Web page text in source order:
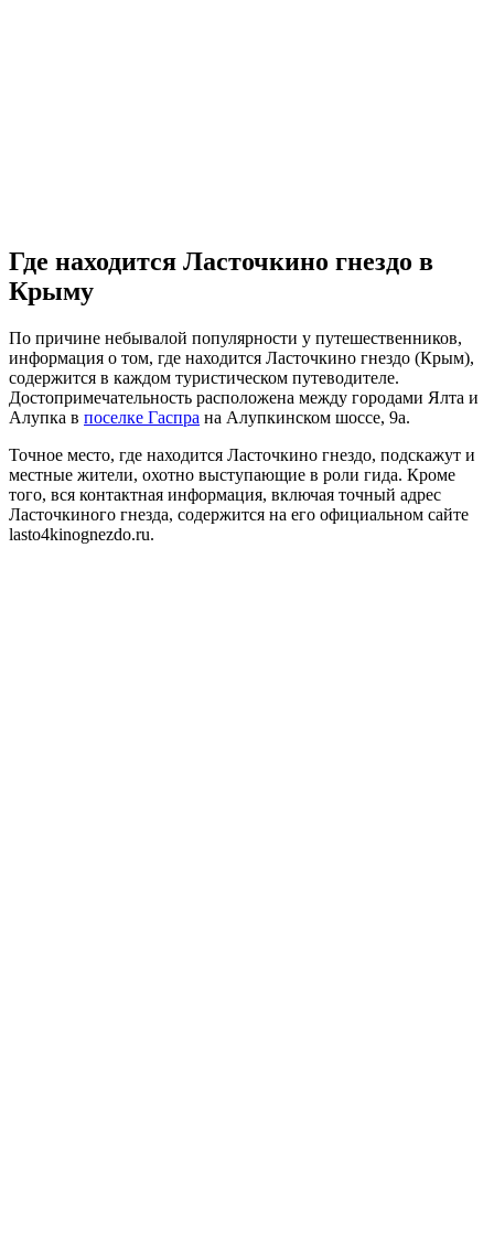
Где находится Ласточкино гнездо в
Крыму
По причине небывалой популярности у путешественников,
информация о том, где находится Ласточкино гнездо (Крым),
содержится в каждом туристическом путеводителе.
Достопримечательность расположена между городами Ялта и
Алупка в поселке Гаспра на Алупкинском шоссе, 9а.
Точное место, где находится Ласточкино гнездо, подскажут и
местные жители, охотно выступающие в роли гида. Кроме
того, вся контактная информация, включая точный адрес
Ласточкиного гнезда, содержится на его официальном сайте
lasto4kinognezdo.ru.